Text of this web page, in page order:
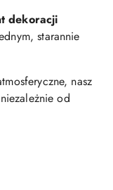
dekoracji
starannie
nasz
od